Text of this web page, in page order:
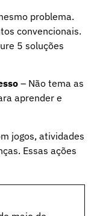
problema.
convencionais.
5 soluções
– Não tema as
aprender e
jogos, atividades
Essas ações